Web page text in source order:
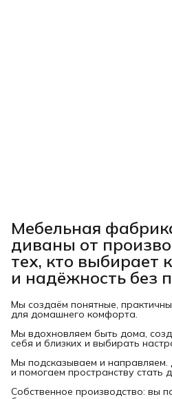
Мебельная
диваны от
тех, кто выбирает
и надёжность без
Мы создаём понятные,
для домашнего комфорта.
Мы вдохновляем быть дома,
себя и близких и выбирать
Мы подсказываем и направляем.
и помогаем пространству стать
Собственное производство: вы